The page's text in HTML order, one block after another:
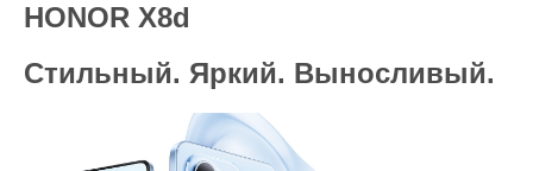
HONOR X8d
Стильный. Яркий. Выносливый.